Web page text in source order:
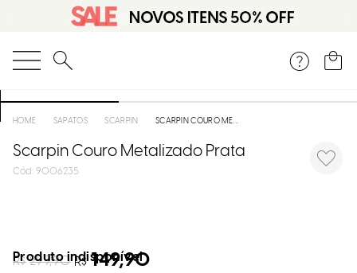
O que você está procurando?
SAPATOS SCARPIN SCARPIN COURO METALIZADO PRATA
Scarpin Couro Metalizado Prata
: 9006235
R$ 299,90 R$ 149,90
Produto indisponível